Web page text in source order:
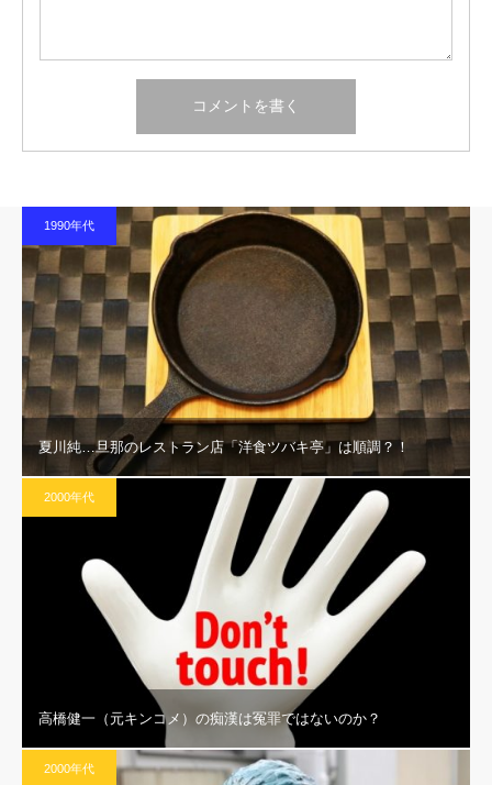
1990年代
夏川純…旦那のレストラン店「洋食ツバキ亭」は順調？！
2000年代
高橋健一（元キンコメ）の痴漢は冤罪ではないのか？
2000年代